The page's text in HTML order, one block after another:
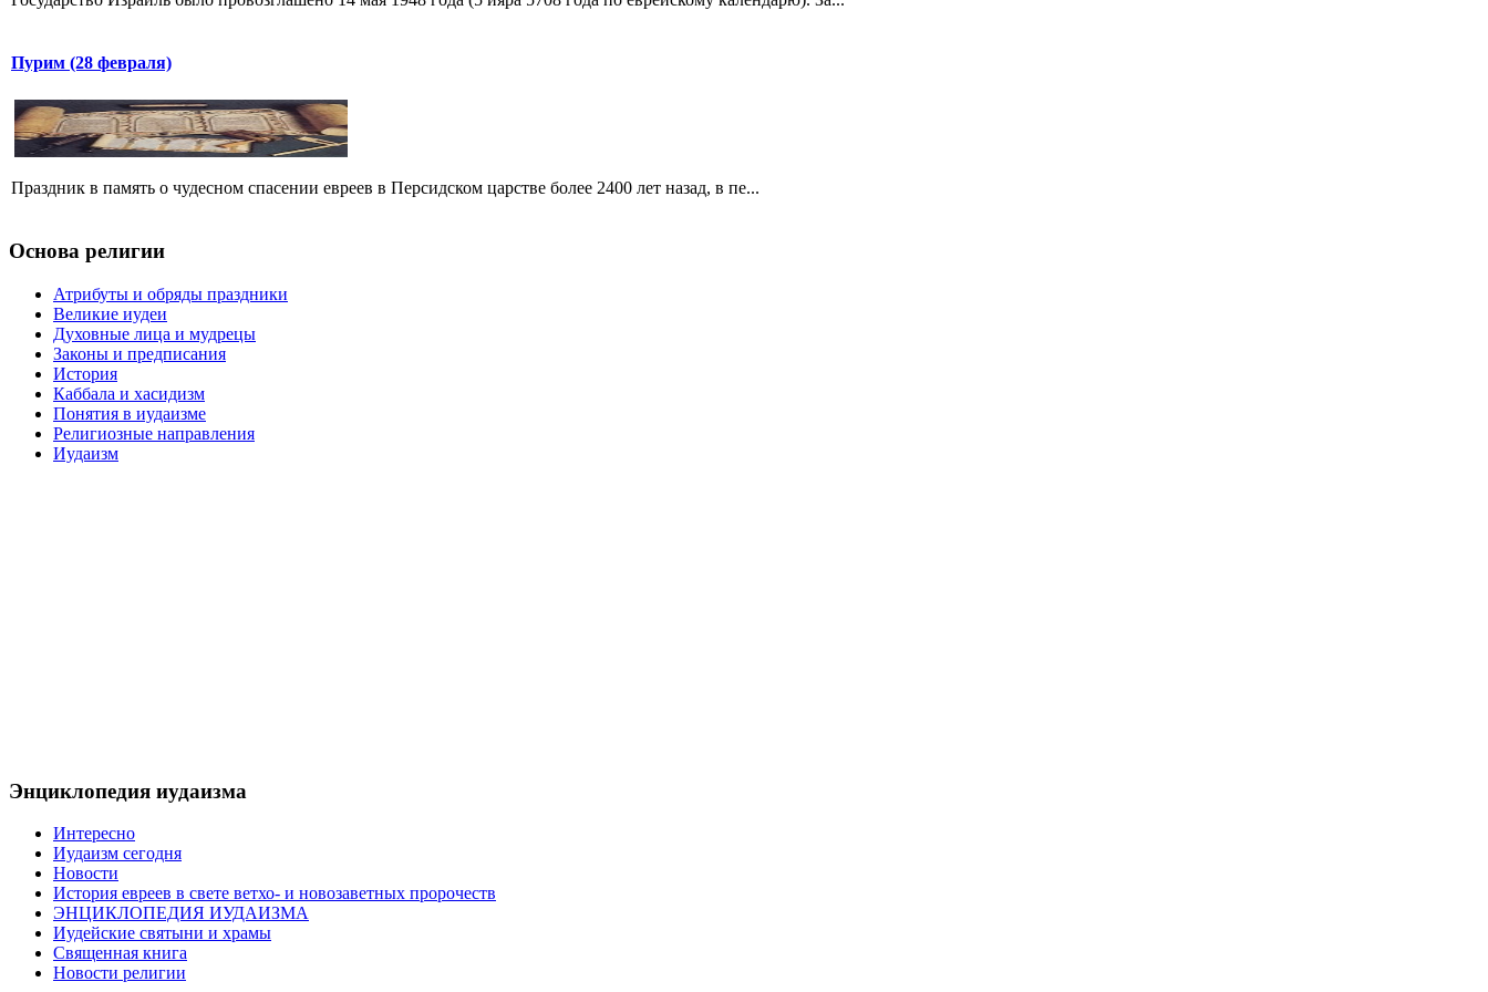
Пурим (28 февраля)
Праздник в память о чудесном спасении евреев в Персидском царстве более 2400 лет назад, в пе...
Основа религии
Атрибуты и обряды праздники
Великие иудеи
Духовные лица и мудрецы
Законы и предписания
История
Каббала и хасидизм
Понятия в иудаизме
Религиозные направления
Иудаизм
Энциклопедия иудаизма
Интересно
Иудаизм сегодня
Новости
История евреев в свете ветхо- и новозаветных пророчеств
ЭНЦИКЛОПЕДИЯ ИУДАИЗМА
Иудейские святыни и храмы
Священная книга
Новости религии